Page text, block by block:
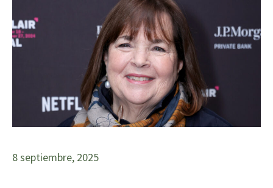
8 septiembre, 2025